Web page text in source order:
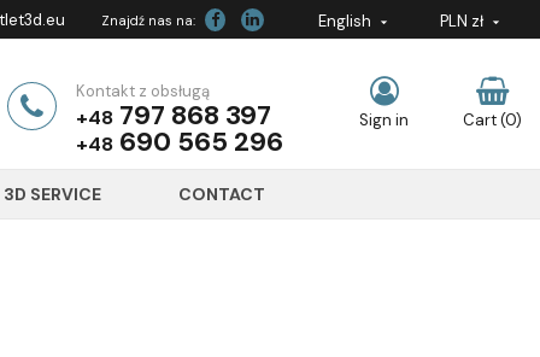
Znajdź nas na: English  PLN zł 
Cart(0)
Sign in
Kontakt z obsługą
+48 797 868 397
+48 690 565 296
3D SERVICE CONTACT